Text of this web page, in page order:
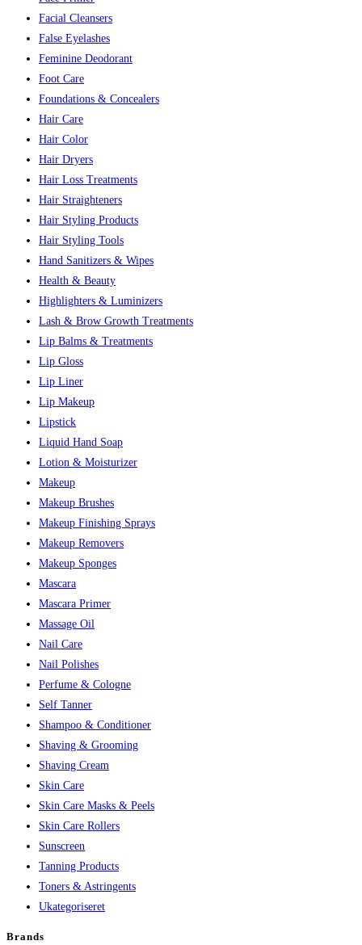
Facial Cleansers
False Eyelashes
Feminine Deodorant
Foot Care
Foundations & Concealers
Hair Care
Hair Color
Hair Dryers
Hair Loss Treatments
Hair Straighteners
Hair Styling Products
Hair Styling Tools
Hand Sanitizers & Wipes
Health & Beauty
Highlighters & Luminizers
Lash & Brow Growth Treatments
Lip Balms & Treatments
Lip Gloss
Lip Liner
Lip Makeup
Lipstick
Liquid Hand Soap
Lotion & Moisturizer
Makeup
Makeup Brushes
Makeup Finishing Sprays
Makeup Removers
Makeup Sponges
Mascara
Mascara Primer
Massage Oil
Nail Care
Nail Polishes
Perfume & Cologne
Self Tanner
Shampoo & Conditioner
Shaving & Grooming
Shaving Cream
Skin Care
Skin Care Masks & Peels
Skin Care Rollers
Sunscreen
Tanning Products
Toners & Astringents
Ukategoriseret
Brands